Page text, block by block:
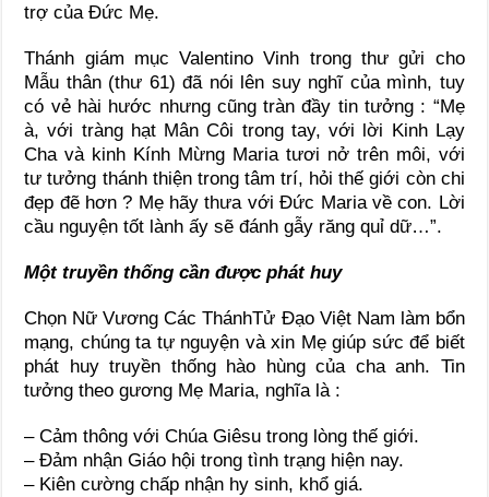
trợ của Đức Mẹ.
Thánh giám mục Valentino Vinh trong thư gửi cho
Mẫu thân (thư 61) đã nói lên suy nghĩ của mình, tuy
có vẻ hài hước nhưng cũng tràn đầy tin tưởng : “Mẹ
à, với tràng hạt Mân Côi trong tay, với lời Kinh Lạy
Cha và kinh Kính Mừng Maria tươi nở trên môi, với
tư tưởng thánh thiện trong tâm trí, hỏi thế giới còn chi
đẹp đẽ hơn ? Mẹ hãy thưa với Đức Maria về con. Lời
cầu nguyện tốt lành ấy sẽ đánh gẫy răng quỉ dữ…”.
Một truyền thống cần được phát huy
Chọn Nữ Vương Các ThánhTử Đạo Việt Nam làm bổn
mạng, chúng ta tự nguyện và xin Mẹ giúp sức để biết
phát huy truyền thống hào hùng của cha anh. Tin
tưởng theo gương Mẹ Maria, nghĩa là :
– Cảm thông với Chúa Giêsu trong lòng thế giới.
– Đảm nhận Giáo hội trong tình trạng hiện nay.
– Kiên cường chấp nhận hy sinh, khổ giá.